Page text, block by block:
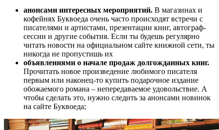
анонсами интересных мероприятий. В магазинах и
кофейнях Буквоеда очень часто происходят встречи с
писателями и артистами, презентации книг, автограф-
сессии и другие события. Если ты будешь регулярно
читать новости на официальном сайте книжной сети, ты
никогда не пропустишь их
объявлениями о начале продаж долгожданных книг.
Прочитать новое произведение любимого писателя
первым или наконец-то купить подарочное издание
обожаемого романа – непередаваемое удовольствие. А
чтобы сделать это, нужно следить за анонсами новинок
на сайте Буквоеда;